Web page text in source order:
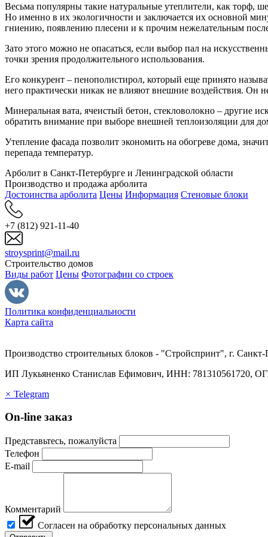
Весьма популярны такие натуральные утеплители, как торф,
Но именно в их экологичности и заключается их основной
гниению, появлению плесени и к прочим нежелательным
Зато этого можно не опасаться, если выбор пал на
точки зрения продолжительного использования.
Его конкурент – пенополистирол, который еще принято
него практически никак не влияют внешние воздействия. Он
Минеральная вата, ячеистый бетон, стекловолокно – другие
обратить внимание при выборе внешней теплоизоляции для
Утепление фасада позволит экономить на обогреве дома,
перепада температур.
Арболит в Санкт-Петербурге и Ленинградской области
Производство и продажа арболита
Достоинства арболита Цены Информация Стеновые блоки
+7 (812) 921-11-40
stroysprint@mail.ru
Строительство домов
Виды работ Цены Фотографии со строек
Политика конфиденциальности
Карта сайта
Производство строительных блоков - "Стройспринт", г. Санкт-
ИП Лукьяненко Станислав Ефимович, ИНН: 781310561720,
× Telegram
On-line заказ
Представьтесь, пожалуйста
Телефон
E-mail
Комментарий
Согласен на обработку персональных данных